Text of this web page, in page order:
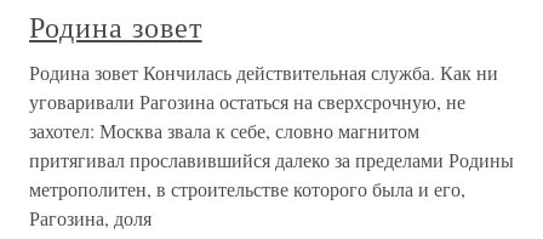
Родина зовет
Родина зовет Кончилась действительная служба. Как ни
уговаривали Рагозина остаться на сверхсрочную, не
захотел: Москва звала к себе, словно магнитом
притягивал прославившийся далеко за пределами Родины
метрополитен, в строительстве которого была и его,
Рагозина, доля